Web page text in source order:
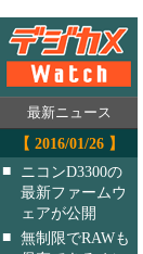
最新ニュース
【 2016/01/26 】
■
ニコンD3300の
最新ファームウ
ェアが公開
■ 無制限でRAWも